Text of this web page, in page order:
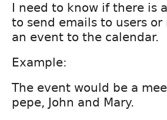
I need to know if there is
to send emails to users
an event to the calendar.
Example:
The event would be a
pepe, John and Mary.